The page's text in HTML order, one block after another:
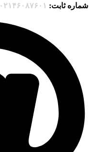
شماره ثابت: ۰۲۱۴۶۰۸۷۶۰۱